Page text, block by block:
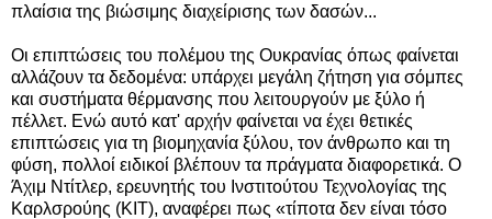
πλαίσια της βιώσιμης διαχείρισης των δασών...
Οι επιπτώσεις του πολέμου της Ουκρανίας όπως φαίνεται
αλλάζουν τα δεδομένα: υπάρχει μεγάλη ζήτηση για σόμπες
και συστήματα θέρμανσης που λειτουργούν με ξύλο ή
πέλλετ. Ενώ αυτό κατ' αρχήν φαίνεται να έχει θετικές
επιπτώσεις για τη βιομηχανία ξύλου, τον άνθρωπο και τη
φύση, πολλοί ειδικοί βλέπουν τα πράγματα διαφορετικά. Ο
Άχιμ Ντίτλερ, ερευνητής του Ινστιτούτου Τεχνολογίας της
Καρλσρούης (KIT), αναφέρει πως «τίποτα δεν είναι τόσο